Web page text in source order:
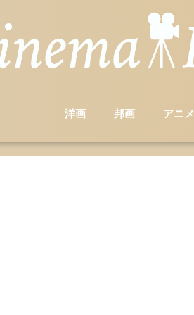
洋画 邦画 アニメ